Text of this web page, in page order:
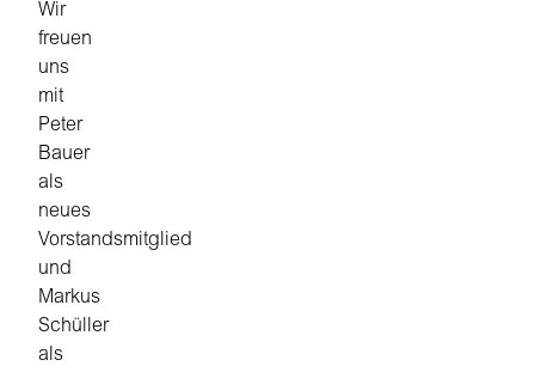
Wir
freuen
uns
mit
Peter
Bauer
als
neues
Vorstandsmitglied
und
Markus
Schüller
als